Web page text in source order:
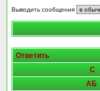
Выводить сообщения
Ответить
C
АБ